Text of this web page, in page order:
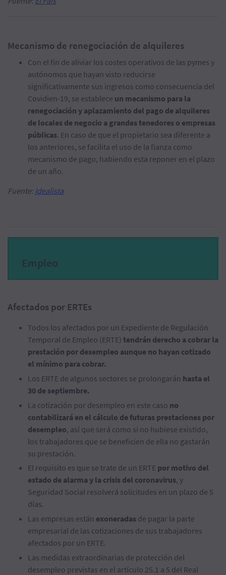
Mecanismo de renegociación de alquileres
Con el fin de aliviar los costes operativos de las pymes y
autónomos que hayan visto reducirse
significativamente sus ingresos como consecuencia del
Covidien-19, se establece un mecanismo para la
renegociación y aplazamiento del pago de alquileres
de locales de negocio a grandes tenedores o empresas
públicas. En caso de que el propietario sea diferente a
los anteriores, se facilita el uso de la fianza como
mecanismo de pago, habiendo esta reponer en el plazo
de un año.
Fuente: Idealista
Empleo
Afectados por ERTEs
Todos los afectados por un Expediente de Regulación
Temporal de Empleo (ERTE) tendrán derecho a cobrar la
prestación por desempleo aunque no hayan cotizado
el mínimo para cobrar.
Los ERTE de algunos sectores se prolongarán hasta el
30 de septiembre.
La cotización por desempleo en este caso no
contabilizará en el cálculo de futuras prestaciones por
desempleo, así que será como si no hubiese existido,
los trabajadores que se beneficien de ella no gastarán
su prestación.
El requisito es que se trate de un ERTE por motivo del
estado de alarma y la crisis del coronavirus, y
Seguridad Social resolverá solicitudes en un plazo de 5
días.
Las empresas están exoneradas de pagar la parte
empresarial de las cotizaciones de sus trabajadores
afectados por un ERTE.
Las medidas extraordinarias de protección del
desempleo previstas en el artículo 25.1 a 5 del Real